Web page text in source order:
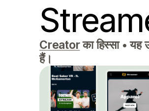
Creatorका हिस्सा • यह
हैं।